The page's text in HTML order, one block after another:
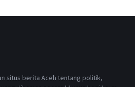
situs berita Aceh tentang politik,